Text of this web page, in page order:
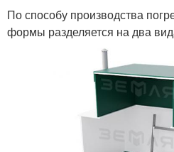
По способу производства
формы разделяется на два